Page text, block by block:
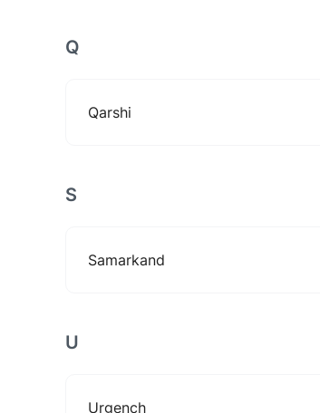
Q
Qarshi
S
Samarkand
U
Urgench